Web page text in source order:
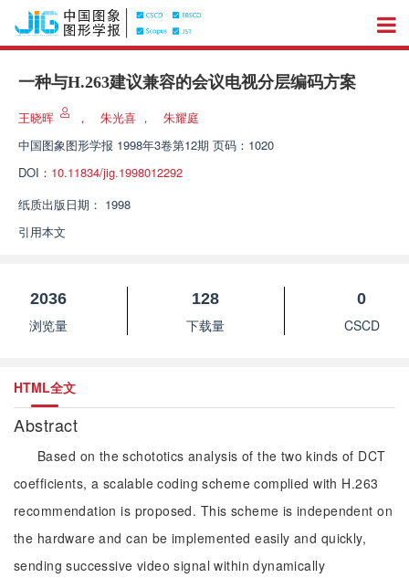
一种与H.263建议兼容的会议电视分层编码方案
王晓晖 ， 朱光喜 ，
朱耀庭
中国图象图形学报 1998年3卷第12期 页码：1020
DOI： 10.11834/jig.1998012292
纸质出版日期： 1998
引用本文
2036
浏览量
128
下载量
0
CSCD
HTML全文
Abstract
Based on the schototics analysis of the two kinds of DCT
coefficients, a scalable coding scheme complied with H.263
recommendation is proposed. This scheme is independent on
the hardware and can be implemented easily and quickly,
sending successive video signal within dynamically